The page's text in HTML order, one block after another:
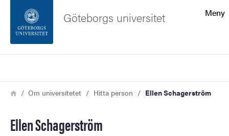
Sidfoten
Meny
Göteborgs universitet
Länkstig
HemOm universitetet Hitta person Ellen Schagerström
Ellen Schagerström